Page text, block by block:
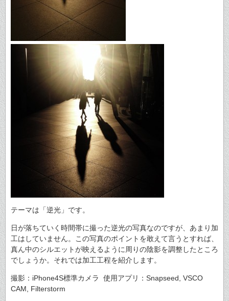
テーマは「逆光」です。
日が落ちていく時間帯に撮った逆光の写真なのですが、あまり加
工はしていません。この写真のポイントを敢えて言うとすれば、
真ん中のシルエットが映えるように周りの陰影を調整したところ
でしょうか。それでは加工工程を紹介します。
撮影：iPhone4S標準カメラ 使用アプリ：Snapseed, VSCO
CAM, Filterstorm